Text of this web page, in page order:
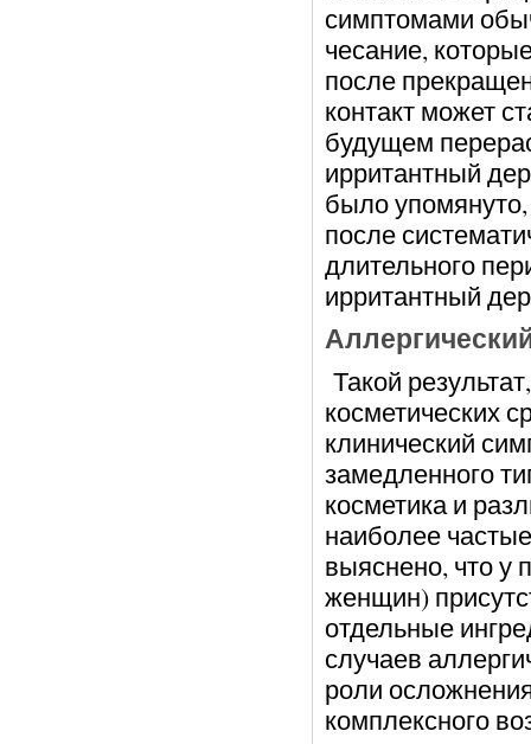
симптомами
чесание,
после
контакт может
будущем
ирритантный
было
после
длительного
ирритантный
Такой
косметических
клинический
замедленного
косметика и
наиболее
выяснено, что у
женщин)
отдельные
случаев
роли
комплексного